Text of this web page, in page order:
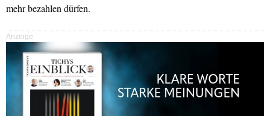
mehr bezahlen dürfen.
Anzeige